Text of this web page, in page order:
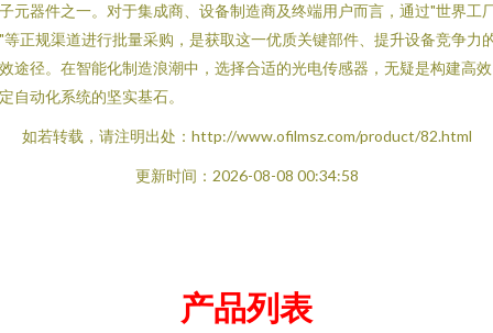
元器件之一。对于集成商、设备制造商及终端用户而言，通过"世界工
等正规渠道进行批量采购，是获取这一优质关键部件、提升设备竞争力
途径。在智能化制造浪潮中，选择合适的光电传感器，无疑是构建高
自动化系统的坚实基石。
如若转载，请注明出处：http://www.ofilmsz.com/product/82.html
更新时间：2026-08-08 00:34:58
产品列表